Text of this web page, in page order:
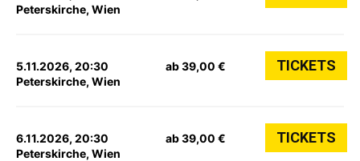
Peterskirche, Wien
5.11.2026, 20:30
Peterskirche, Wien
ab 39,00 € TICKETS
6.11.2026, 20:30
Peterskirche, Wien
ab 39,00 € TICKETS